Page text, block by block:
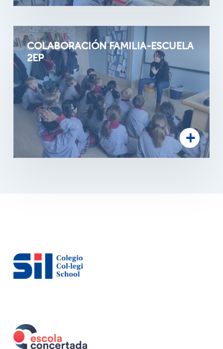
COLABORACIÓN FAMILIA-ESCUELA
2EP